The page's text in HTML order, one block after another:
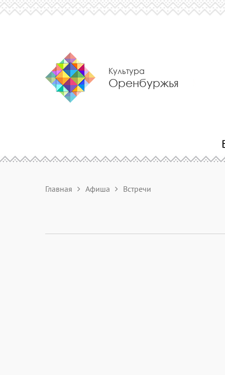
Культура
Оренбуржья
Главная Афиша Встречи